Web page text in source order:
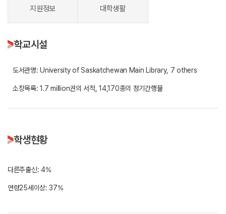
지원정보 대학생활
학교시설
도서관명: University of Saskatchewan Main Library, 7 others
소장목록: 1.7 million권의 서적, 14,170종의 정기간행물
학생현황
다른주출신: 4%